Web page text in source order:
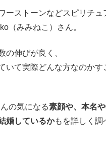
ーストーンなどスピリチュ
（みみねこ）さん。
の伸びが良く、
いて実際どんな方なのかす
の気になる素顔や、本名
婚しているかもを詳しく調